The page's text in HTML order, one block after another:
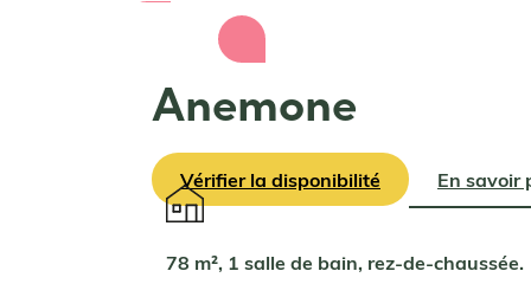
Vérifier la disponibilité En savoir
Anemone
78 m², 1 salle de bain, rez-de-chaussée.